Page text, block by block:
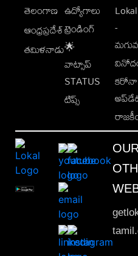
తెలంగాణ
ఆంధ్రప్రదేశ్
తమిళనాడు
ఉద్యోగాలు
ట్రెండింగ్
🌟
వాట్సాప్
STATUS
టిప్స్
Lokal
-
మగువ
కరోనా
OUR